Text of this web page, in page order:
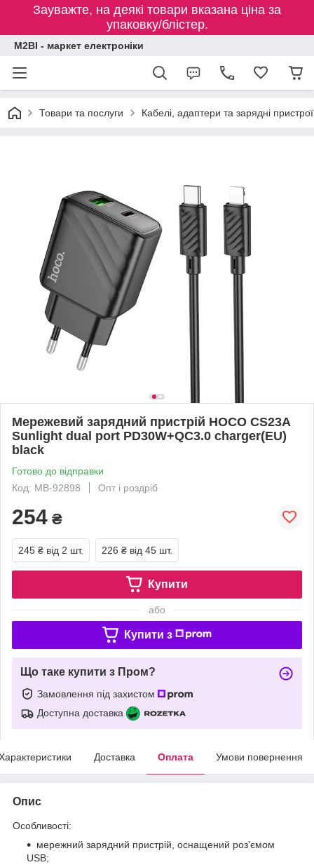
Зауважте, на деякі товари вказана ціна за
упаковку/блістер.
M2BI - маркет електроніки
Товари та послуги Кабелі, адаптери та зарядні пристрої
Мережевий зарядний пристрій HOCO CS23A
Sunlight dual port PD30W+QC3.0 charger(EU)
black
Готово до відправки
Код: MB-92898
Опт і роздріб
254 ₴
245 ₴ від 2 шт. 226 ₴ від 45 шт.
Купити
або
Купити з
Що таке купити з Пром?
Замовлення під захистом
Доступна доставка
Доставка Оплата Умови повернення
Опис
Особливості:
мережний зарядний пристрій, оснащений роз'ємом
USB;